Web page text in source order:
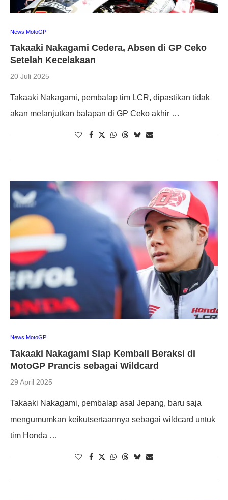
News MotoGP
Takaaki Nakagami Cedera, Absen di GP Ceko
Setelah Kecelakaan
20 Juli 2025
Takaaki Nakagami, pembalap tim LCR, dipastikan tidak
akan melanjutkan balapan di GP Ceko akhir …
News MotoGP
Takaaki Nakagami Siap Kembali Beraksi di
MotoGP Prancis sebagai Wildcard
29 April 2025
Takaaki Nakagami, pembalap asal Jepang, baru saja
mengumumkan keikutsertaannya sebagai wildcard untuk
tim Honda …